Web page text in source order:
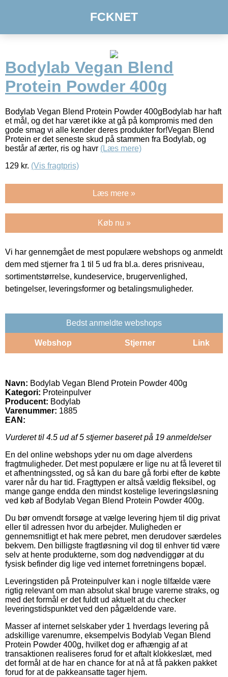
FCKNET
Bodylab Vegan Blend
Protein Powder 400g
Bodylab Vegan Blend Protein Powder 400gBodylab har haft
et mål, og det har været ikke at gå på kompromis med den
gode smag vi alle kender deres produkter for!Vegan Blend
Protein er det seneste skud på stammen fra Bodylab, og
består af ærter, ris og havr (Læs mere)
129 kr. (Vis fragtpris)
Læs mere »
Køb nu »
Vi har gennemgået de mest populære webshops og anmeldt
dem med stjerner fra 1 til 5 ud fra bl.a. deres prisniveau,
sortimentstørrelse, kundeservice, brugervenlighed,
betingelser, leveringsformer og betalingsmuligheder.
Bedst anmeldte webshops
Webshop Stjerner Link
Navn: Bodylab Vegan Blend Protein Powder 400g
Kategori: Proteinpulver
Producent: Bodylab
Varenummer: 1885
EAN:
Vurderet til 4.5 ud af 5 stjerner baseret på 19 anmeldelser
En del online webshops yder nu om dage alverdens
fragtmuligheder. Det mest populære er lige nu at få leveret til
et afhentningssted, og så kan du bare gå forbi efter de købte
varer når du har tid. Fragttypen er altså vældig fleksibel, og
mange gange endda den mindst kostelige leveringsløsning
ved køb af Bodylab Vegan Blend Protein Powder 400g.
Du bør omvendt forsøge at vælge levering hjem til dig privat
eller til adressen hvor du arbejder. Muligheden er
gennemsnitligt et hak mere pebret, men derudover særdeles
bekvem. Den billigste fragtløsning vil dog til enhver tid være
selv at hente produkterne, som dog nødvendiggør at du
fysisk befinder dig lige ved internet forretningens bopæl.
Leveringstiden på Proteinpulver kan i nogle tilfælde være
rigtig relevant om man absolut skal bruge varerne straks, og
med det formål er det fuldt ud aktuelt at du checker
leveringstidspunktet ved den pågældende vare.
Masser af internet selskaber yder 1 hverdags levering på
adskillige varenumre, eksempelvis Bodylab Vegan Blend
Protein Powder 400g, hvilket dog er afhængig af at
transaktionen realiseres forud for et aftalt klokkeslæt, med
det formål at de har en chance for at nå at få pakken pakket
forud for at de pakkeansatte tager hjem.